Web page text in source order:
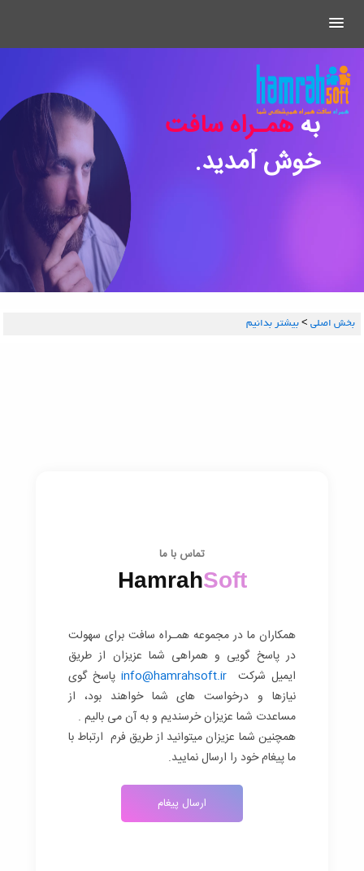
بههمـراه سافت
خوش آمدید.
بخش اصلي > بیشتر بدانیم
تماس با ما
HamrahSoft
همکاران ما در مجموعه همـراه سافت برای سهولت
در پاسخ گویی و همراهی شما عزیزان از طریق
ایمیل شرکت info@hamrahsoft.ir پاسخ گوی
نیازها و درخواست های شما خواهند بود، از
مساعدت شما عزیزان خرسندیم و به آن می بالیم .
همچنین شما عزیزان میتوانید از طریق فرم ارتباط با
ما پیغام خود را ارسال نمایید.
ارسال پیغام